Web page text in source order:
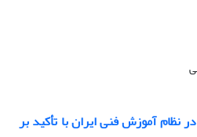
نظام آموزش فنی ایران با تأکید بر